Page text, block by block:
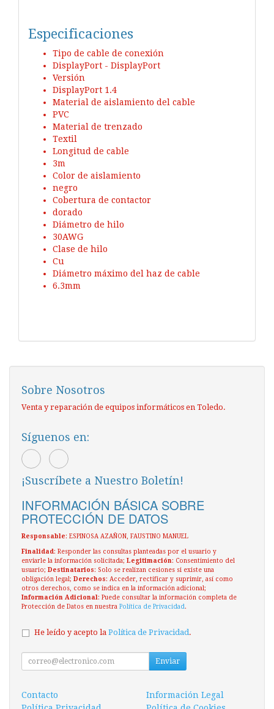
Especificaciones
Tipo de cable de conexión
DisplayPort - DisplayPort
Versión
DisplayPort 1.4
Material de aislamiento del cable
PVC
Material de trenzado
Textil
Longitud de cable
3m
Color de aislamiento
negro
Cobertura de contactor
dorado
Diámetro de hilo
30AWG
Clase de hilo
Cu
Diámetro máximo del haz de cable
6.3mm
Sobre Nosotros
Venta y reparación de equipos informáticos en Toledo.
Síguenos en:
¡Suscríbete a Nuestro Boletín!
INFORMACIÓN BÁSICA SOBRE
PROTECCIÓN DE DATOS
Responsable: ESPINOSA AZAÑON, FAUSTINO MANUEL
Finalidad: Responder las consultas planteadas por el usuario y
enviarle la información solicitada; Legitimación: Consentimiento del
usuario; Destinatarios: Solo se realizan cesiones si existe una
obligación legal; Derechos: Acceder, rectificar y suprimir, así como
otros derechos, como se indica en la información adicional;
Información Adicional : Puede consultar la información completa de
Protección de Datos en nuestra Política de Privacidad .
He leído y acepto la Política de Privacidad.
Enviar
Contacto
Información Legal